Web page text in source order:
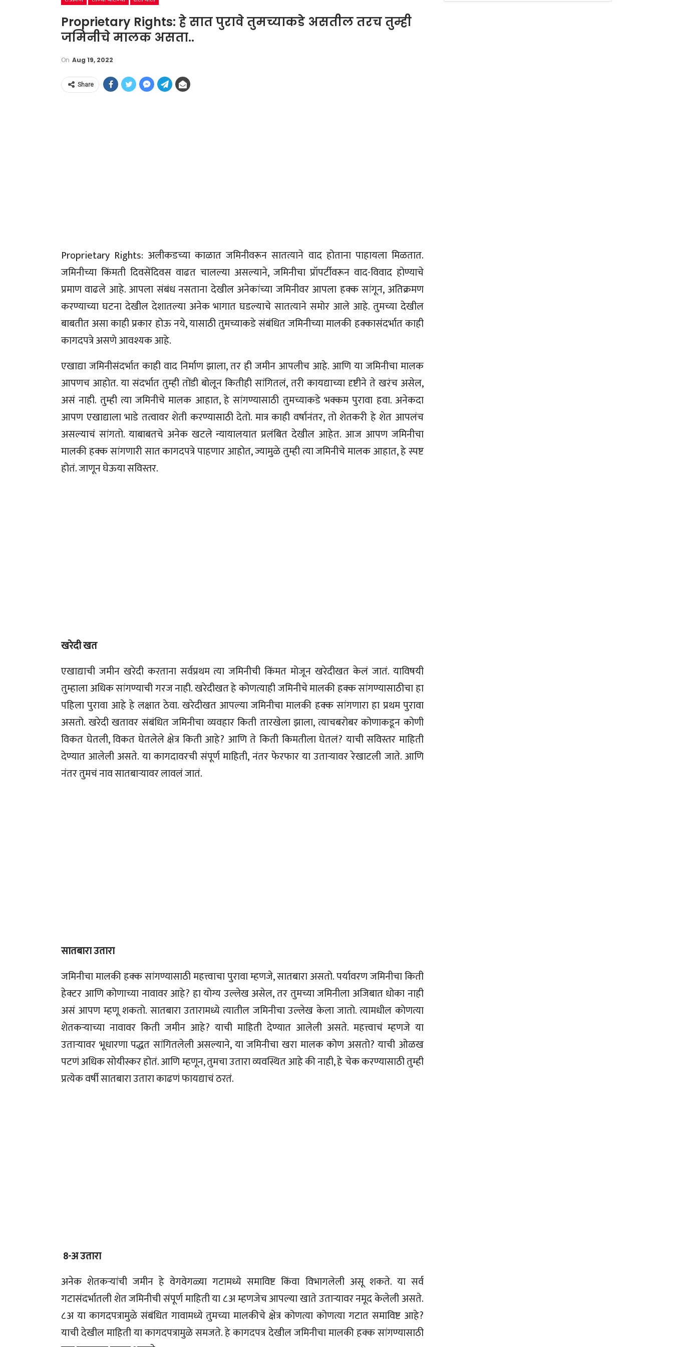
Proprietary Rights: हे सात पुरावे तुमच्याकडे असतील तरच तुम्ही
जमिनीचे मालक असता..
On Aug 19, 2022
Share
Proprietary Rights: अलीकडच्या काळात जमिनीवरून सातत्याने वाद होताना पाहायला मिळतात.
जमिनीच्या किंमती दिवसेंदिवस वाढत चालल्या असल्याने, जमिनीचा प्रॉपर्टीवरून वाद-विवाद होण्याचे
प्रमाण वाढले आहे. आपला संबंध नसताना देखील अनेकांच्या जमिनीवर आपला हक्क सांगून, अतिक्रमण
करण्याच्या घटना देखील देशातल्या अनेक भागात घडल्याचे सातत्याने समोर आले आहे. तुमच्या देखील
बाबतीत असा काही प्रकार होऊ नये, यासाठी तुमच्याकडे संबंधित जमिनीच्या मालकी हक्कासंदर्भात काही
कागदपत्रे असणे आवश्यक आहे.
एखाद्या जमिनीसंदर्भात काही वाद निर्माण झाला, तर ही जमीन आपलीच आहे. आणि या जमिनीचा मालक
आपणच आहोत. या संदर्भात तुम्ही तोंडी बोलून कितीही सांगितलं, तरी कायद्याच्या दृष्टीने ते खरंच असेल,
असं नाही. तुम्ही त्या जमिनीचे मालक आहात, हे सांगण्यासाठी तुमच्याकडे भक्कम पुरावा हवा. अनेकदा
आपण एखाद्याला भाडे तत्वावर शेती करण्यासाठी देतो. मात्र काही वर्षानंतर, तो शेतकरी हे शेत आपलंच
असल्याचं सांगतो. याबाबतचे अनेक खटले न्यायालयात प्रलंबित देखील आहेत. आज आपण जमिनीचा
मालकी हक्क सांगणारी सात कागदपत्रे पाहणार आहोत, ज्यामुळे तुम्ही त्या जमिनीचे मालक आहात, हे स्पष्ट
होतं. जाणून घेऊया सविस्तर.
खरेदी खत
एखाद्याची जमीन खरेदी करताना सर्वप्रथम त्या जमिनीची किंमत मोजून खरेदीखत केलं जातं. याविषयी
तुम्हाला अधिक सांगण्याची गरज नाही. खरेदीखत हे कोणत्याही जमिनीचे मालकी हक्क सांगण्यासाठीचा हा
पहिला पुरावा आहे हे लक्षात ठेवा. खरेदीखत आपल्या जमिनीचा मालकी हक्क सांगणारा हा प्रथम पुरावा
असतो. खरेदी खतावर संबंधित जमिनीचा व्यवहार किती तारखेला झाला, त्याचबरोबर कोणाकडून कोणी
विकत घेतली, विकत घेतलेले क्षेत्र किती आहे? आणि ते किती किमतीला घेतलं? याची सविस्तर माहिती
देण्यात आलेली असते. या कागदावरची संपूर्ण माहिती, नंतर फेरफार या उताऱ्यावर रेखाटली जाते. आणि
नंतर तुमचं नाव सातबाऱ्यावर लावलं जातं.
सातबारा उतारा
जमिनीचा मालकी हक्क सांगण्यासाठी महत्त्वाचा पुरावा म्हणजे, सातबारा असतो. पर्यावरण जमिनीचा किती
हेक्टर आणि कोणाच्या नावावर आहे? हा योग्य उल्लेख असेल, तर तुमच्या जमिनीला अजिबात धोका नाही
असं आपण म्हणू शकतो. सातबारा उतारामध्ये त्यातील जमिनीचा उल्लेख केला जातो. त्यामधील कोणत्या
शेतकऱ्याच्या नावावर किती जमीन आहे? याची माहिती देण्यात आलेली असते. महत्त्वाचं म्हणजे या
उताऱ्यावर भूधारणा पद्धत सांगितलेली असल्याने, या जमिनीचा खरा मालक कोण असतो? याची ओळख
पटणं अधिक सोयीस्कर होतं. आणि म्हणून, तुमचा उतारा व्यवस्थित आहे की नाही, हे चेक करण्यासाठी तुम्ही
प्रत्येक वर्षी सातबारा उतारा काढणं फायद्याचं ठरतं.
8-अ उतारा
अनेक शेतकऱ्यांची जमीन हे वेगवेगळ्या गटामध्ये समाविष्ट किंवा विभागलेली असू शकते. या सर्व
गटासंदर्भातली शेत जमिनीची संपूर्ण माहिती या ८अ म्हणजेच आपल्या खाते उताऱ्यावर नमूद केलेली असते.
८अ या कागदपत्रामुळे संबंधित गावामध्ये तुमच्या मालकीचे क्षेत्र कोणत्या कोणत्या गटात समाविष्ट आहे?
याची देखील माहिती या कागदपत्रामुळे समजते. हे कागदपत्र देखील जमिनीचा मालकी हक्क सांगण्यासाठी